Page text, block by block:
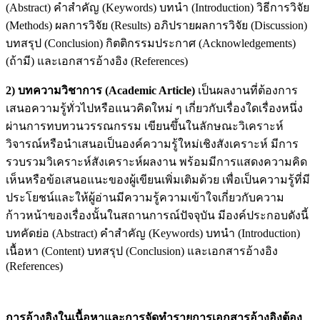
(Abstract) คำสำคัญ (Keywords) บทนำ (Introduction) วิธีการวิจัย
(Methods) ผลการวิจัย (Results) อภิปรายผลการวิจัย (Discussion)
บทสรุป (Conclusion) กิตติกรรมประกาศ (Acknowledgements)
(ถ้ามี) และเอกสารอ้างอิง (References)
2) บทความวิชาการ (Academic Article) เป็นผลงานที่ต้องการ
เสนอความรู้ทั่วไปหรือแนวคิดใหม่ ๆ เกี่ยวกับเรื่องใดเรื่องหนึ่ง
ผ่านการทบทวนวรรณกรรม เขียนขึ้นในลักษณะวิเคราะห์
วิจารณ์หรือนำเสนอเป็นองค์ความรู้ใหม่เชิงสังเคราะห์ มีการ
รวบรวมวิเคราะห์สังเคราะห์ผลงาน พร้อมมีการแสดงความคิด
เห็นหรือข้อเสนอแนะของผู้เขียนเพิ่มเติมด้วย เพื่อเป็นความรู้ที่มี
ประโยชน์และให้ผู้อ่านมีความรู้ความเข้าใจเกี่ยวกับความ
ก้าวหน้าของเรื่องนั้นในสถานการณ์ปัจจุบัน มีองค์ประกอบดังนี้
บทคัดย่อ (Abstract) คำสำคัญ (Keywords) บทนำ (Introduction)
เนื้อหา (Content) บทสรุป (Conclusion) และเอกสารอ้างอิง
(References)
การอ้างอิงในเนื้อหาและการจัดทำรายการเอกสารอ้างอิงต้อง